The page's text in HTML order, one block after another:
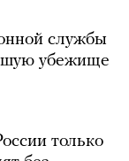
службы
убежище
только